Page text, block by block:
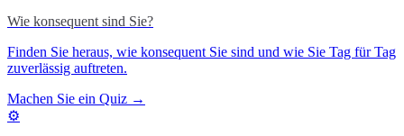
Wie konsequent sind Sie?
Finden Sie heraus, wie konsequent Sie sind und wie Sie Tag für Tag
zuverlässig auftreten.
Machen Sie ein Quiz →
⚙️